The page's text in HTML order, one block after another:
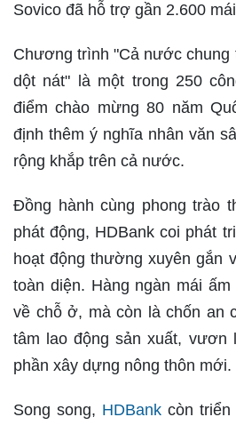
Sovico đã hỗ trợ gần 2.600
Chương trình "Cả nước chung
dột nát" là một trong 250
điểm chào mừng 80 năm
định thêm ý nghĩa nhân văn
rộng khắp trên cả nước.
Đồng hành cùng phong trào
phát động, HDBank coi phát
hoạt động thường xuyên gắn
toàn diện. Hàng ngàn mái
về chỗ ở, mà còn là chốn an
tâm lao động sản xuất, vươn
phần xây dựng nông thôn mới.
Song song, HDBankcòn triển